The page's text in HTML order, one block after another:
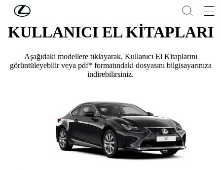
Skip to Main Content
KULLANICI EL KİTAPLARI
Aşağıdaki modellere tıklayarak, Kullanıcı El Kitaplarını
görüntüleyebilir veya pdf* formatındaki dosyasını bilgisayarınıza
indirebilirsiniz.